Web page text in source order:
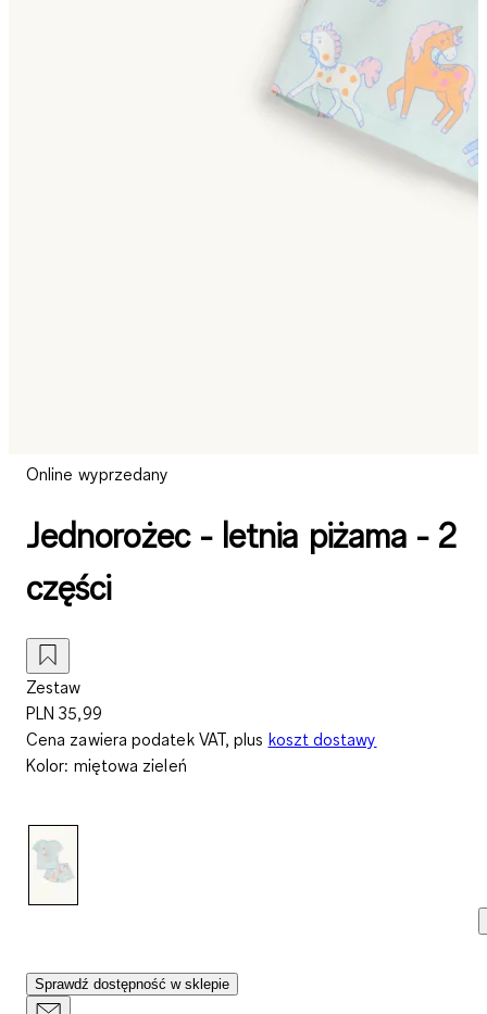
Online wyprzedany
Jednorożec - letnia piżama - 2
części
Zestaw
PLN 35,99
Cena zawiera podatek VAT, plus koszt dostawy
Kolor: miętowa zieleń
Sprawdź dostępność w sklepie